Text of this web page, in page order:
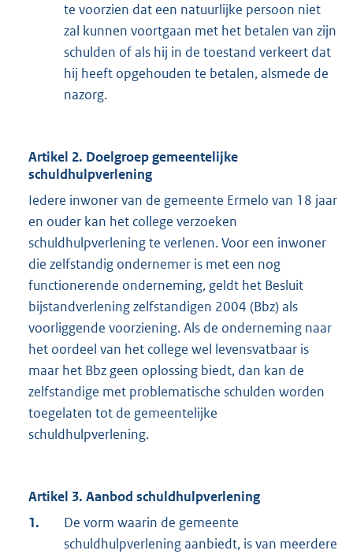
te voorzien dat een natuurlijke persoon niet
zal kunnen voortgaan met het betalen van zijn
schulden of als hij in de toestand verkeert dat
hij heeft opgehouden te betalen, alsmede de
nazorg.
Artikel 2. Doelgroep gemeentelijke
schuldhulpverlening
Iedere inwoner van de gemeente Ermelo van 18 jaar
en ouder kan het college verzoeken
schuldhulpverlening te verlenen. Voor een inwoner
die zelfstandig ondernemer is met een nog
functionerende onderneming, geldt het Besluit
bijstandverlening zelfstandigen 2004 (Bbz) als
voorliggende voorziening. Als de onderneming naar
het oordeel van het college wel levensvatbaar is
maar het Bbz geen oplossing biedt, dan kan de
zelfstandige met problematische schulden worden
toegelaten tot de gemeentelijke
schuldhulpverlening.
Artikel 3. Aanbod schuldhulpverlening
1.
De vorm waarin de gemeente
schuldhulpverlening aanbiedt, is van meerdere